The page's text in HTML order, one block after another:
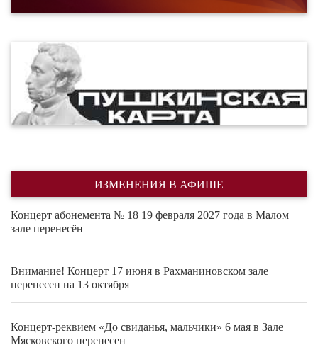
ИЗМЕНЕНИЯ В АФИШЕ
Концерт абонемента № 18 19 февраля 2027 года в Малом
зале перенесён
Внимание! Концерт 17 июня в Рахманиновском зале
перенесен на 13 октября
Концерт-реквием «До свиданья, мальчики» 6 мая в Зале
Мясковского перенесен